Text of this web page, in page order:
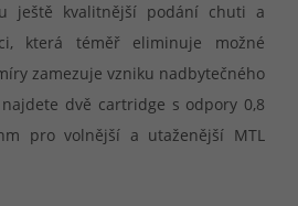
ještě kvalitnější podání chuti a
která téměř eliminuje možné
zamezuje vzniku nadbytečného
dvě cartridge s odpory 0,8
pro volnější a utaženější MTL